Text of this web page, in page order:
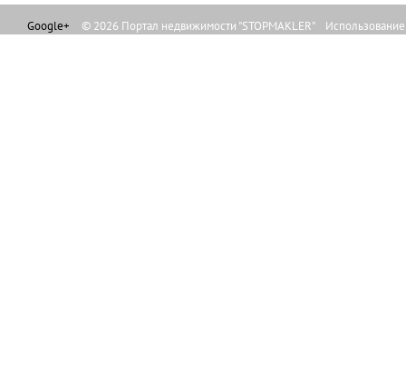
Google+ © 2026 Портал недвижимости "STOPMAKLER"